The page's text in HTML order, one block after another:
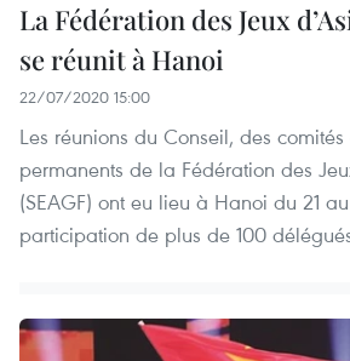
La Fédération des Jeux
se réunit à Hanoi
22/07/2020 15:00
Les réunions du Conseil, des
permanents de la Fédération des
(SEAGF) ont eu lieu à Hanoi du 21
participation de plus de 100